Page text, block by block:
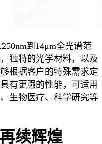
到14μm全光谱范
独特的光学材料，以及
根据客户的特殊需求定
有更强的性能，可适用
生物医疗、科学研究等
续辉煌